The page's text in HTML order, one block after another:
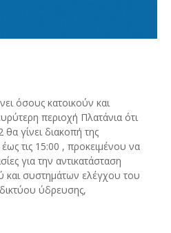
όσους κατοικούν και
περιοχή Πλατάνια ότι
γίνει διακοπή της
τις 15:00 , προκειμένου να
για την αντικατάσταση
και συστημάτων ελέγχου του
ύδρευσης,